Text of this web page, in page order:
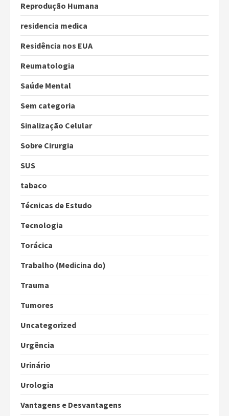
Reprodução Humana
residencia medica
Residência nos EUA
Reumatologia
Saúde Mental
Sem categoria
Sinalização Celular
Sobre Cirurgia
SUS
tabaco
Técnicas de Estudo
Tecnologia
Torácica
Trabalho (Medicina do)
Trauma
Tumores
Uncategorized
Urgência
Urinário
Urologia
Vantagens e Desvantagens